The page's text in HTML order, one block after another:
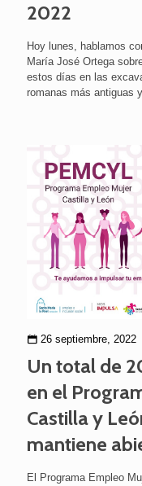
2022
Hoy lunes, hablamos
María José Ortega
estos días en las
romanas más antiguas y
26 septiembre, 2022
Un total de
en el
Castilla y
mantiene
El Programa Empleo